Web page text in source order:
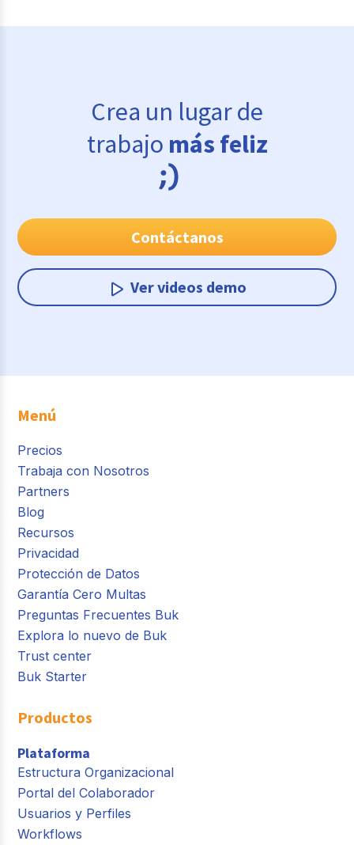
Crea un lugar de
trabajo más feliz
Contáctanos
Ver videos demo
Menú
Precios
Trabaja con Nosotros
Partners
Blog
Recursos
Privacidad
Protección de Datos
Garantía Cero Multas
Preguntas Frecuentes Buk
Explora lo nuevo de Buk
Trust center
Buk Starter
Productos
Plataforma
Estructura Organizacional
Portal del Colaborador
Usuarios y Perfiles
Workflows